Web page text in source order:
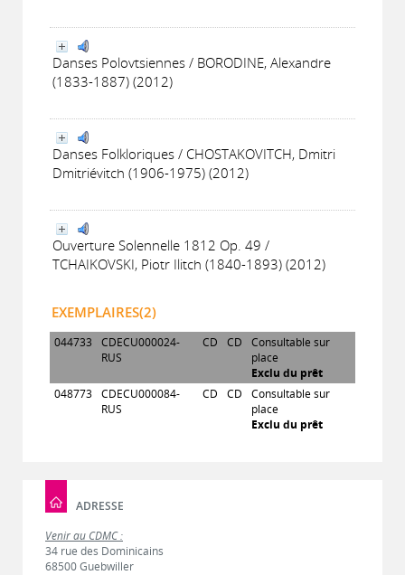
Danses Polovtsiennes / BORODINE, Alexandre
(1833-1887) (2012)
Danses Folkloriques / CHOSTAKOVITCH, Dmitri
Dmitriévitch (1906-1975) (2012)
Ouverture Solennelle 1812 Op. 49 /
TCHAIKOVSKI, Piotr Ilitch (1840-1893) (2012)
EXEMPLAIRES(2)
044733
CDECU000024-
RUS
CD CD
Consultable sur
place
Exclu du prêt
048773 CDECU000084-
RUS
CD CD
Consultable sur
place
Exclu du prêt
ADRESSE
Venir au CDMC :
34 rue des Dominicains
68500 Guebwiller